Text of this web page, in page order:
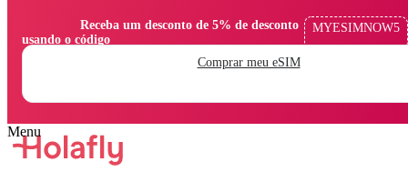
usando o código
MYESIMNOW5
Comprar meu eSIM